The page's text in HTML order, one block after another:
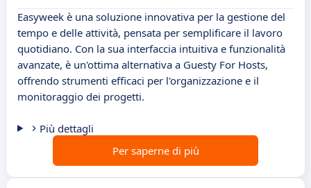
Easyweek è una soluzione innovativa per la gestione del
tempo e delle attività, pensata per semplificare il lavoro
quotidiano. Con la sua interfaccia intuitiva e funzionalità
avanzate, è un'ottima alternativa a Guesty For Hosts,
offrendo strumenti efficaci per l'organizzazione e il
monitoraggio dei progetti.
Più dettagli
Per saperne di più